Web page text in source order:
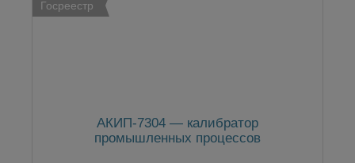
Госреестр
АКИП-7304 — калибратор
промышленных процессов